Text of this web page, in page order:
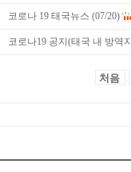
코로나 19 태국뉴스 (07/20)
코로나19 공지(태국 내 방역
처음